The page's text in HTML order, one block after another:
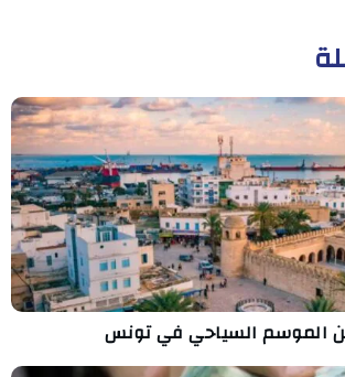
الموسم السياحي في تونس